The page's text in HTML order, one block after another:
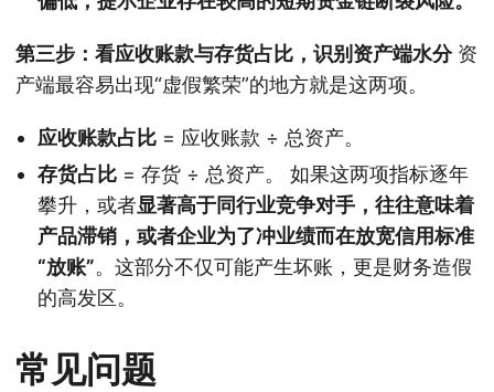
第三步：看应收账款与存货占比，识别资产端水分资
产端最容易出现“虚假繁荣”的地方就是这两项。
应收账款占比 = 应收账款 ÷ 总资产。
存货占比 = 存货 ÷ 总资产。 如果这两项指标逐年
攀升，或者显著高于同行业竞争对手，往往意味着
产品滞销，或者企业为了冲业绩而在放宽信用标准
“放账”。这部分不仅可能产生坏账，更是财务造假
的高发区。
常见问题